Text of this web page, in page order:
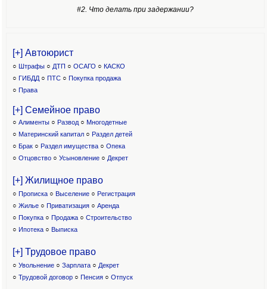
#2. Что делать при задержании?
[+] Автоюрист
○ Штрафы ○ ДТП ○ ОСАГО ○ КАСКО
○ ГИБДД ○ ПТС ○ Покупка продажа
○ Права
[+] Семейное право
○ Алименты ○ Развод ○ Многодетные
○ Материнский капитал○ Раздел детей
○ Брак ○ Раздел имущества ○ Опека
○ Отцовство○ Усыновление ○ Декрет
[+] Жилищное право
○ Прописка ○ Выселение ○ Регистрация
○ Жилье ○ Приватизация ○ Аренда
○ Покупка ○ Продажа ○ Строительство
○ Ипотека ○ Выписка
[+] Трудовое право
○ Увольнение ○ Зарплата ○ Декрет
○ Трудовой договор ○ Пенсия ○ Отпуск